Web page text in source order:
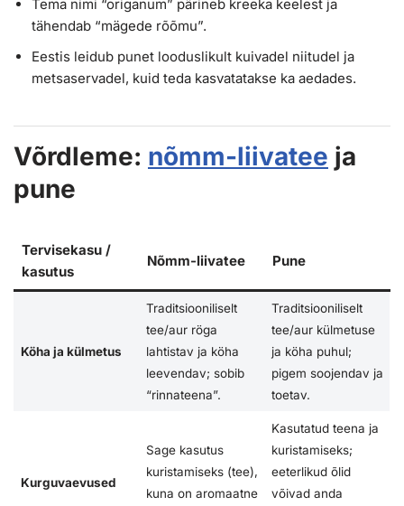
Tema nimi “origanum” pärineb kreeka keelest ja
tähendab “mägede rõõmu”.
Eestis leidub punet looduslikult kuivadel niitudel ja
metsaservadel, kuid teda kasvatatakse ka aedades.
Võrdleme: nõmm-liivatee ja
pune
Tervisekasu /
kasutus
Nõmm-liivatee Pune
Köha ja külmetus
Traditsiooniliselt
tee/aur röga
lahtistav ja köha
leevendav; sobib
“rinnateena”.
Traditsiooniliselt
tee/aur külmetuse
ja köha puhul;
pigem soojendav ja
toetav.
Kurguvaevused
Sage kasutus
kuristamiseks (tee),
kuna on aromaatne
Kasutatud teena ja
kuristamiseks;
eeterlikud õlid
võivad anda